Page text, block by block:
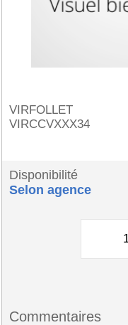
VIRFOLLET
VIRCCVXXX34
Disponibilité
Selon agence
Commentaires